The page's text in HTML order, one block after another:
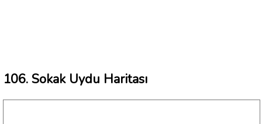
106. Sokak Uydu Haritası